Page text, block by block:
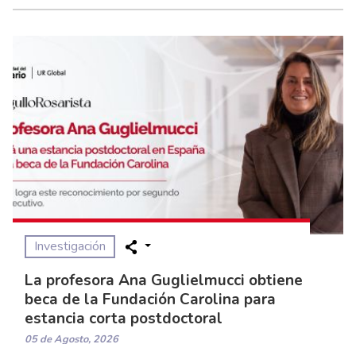
Investigación
La profesora Ana Guglielmucci obtiene
beca de la Fundación Carolina para
estancia corta postdoctoral
05 de Agosto, 2026